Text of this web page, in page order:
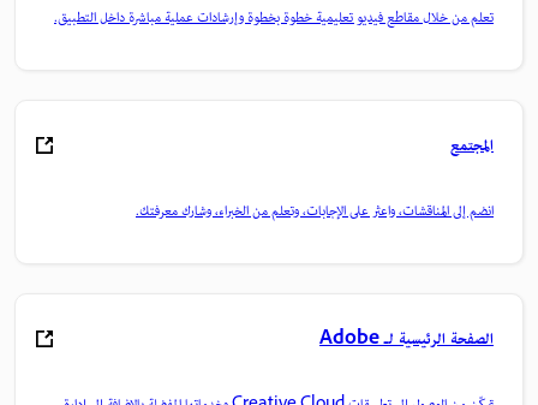
تعلم من خلال مقاطع فيديو تعليمية خطوة بخطوة وإرشادات عملية مباشرة داخل التطبيق.
المجتمع
انضم إلى المناقشات، واعثر على الإجابات، وتعلم من الخبراء، وشارك معرفتك.
الصفحة الرئيسية لـ Adobe